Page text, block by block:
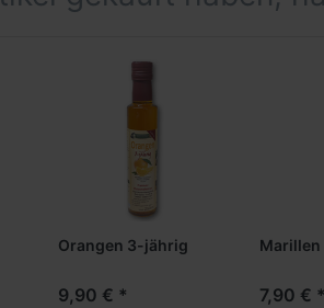
2017
Orangen 3-jährig
9,90 € *
Marillen
7,90 € *